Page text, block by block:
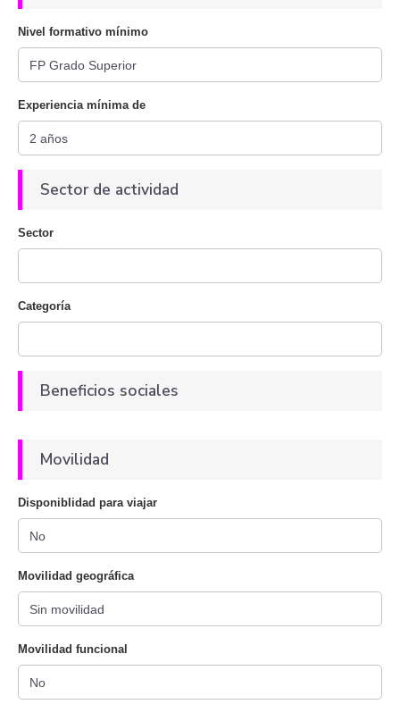
Nivel formativo mínimo
Experiencia mínima de
Sector de actividad
Sector
Categoría
Beneficios sociales
Movilidad
Disponiblidad para viajar
Movilidad geográfica
Movilidad funcional